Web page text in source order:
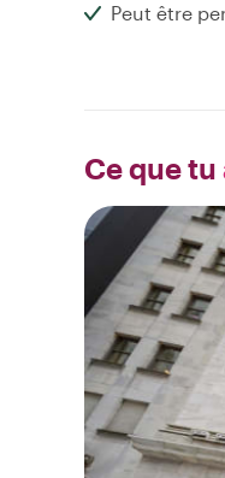
Peut être
Ce que tu